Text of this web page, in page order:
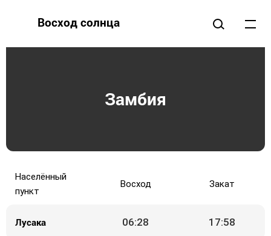
Восход солнца
Замбия
Населённый
пункт
Восход Закат
Лусака 06:28 17:58